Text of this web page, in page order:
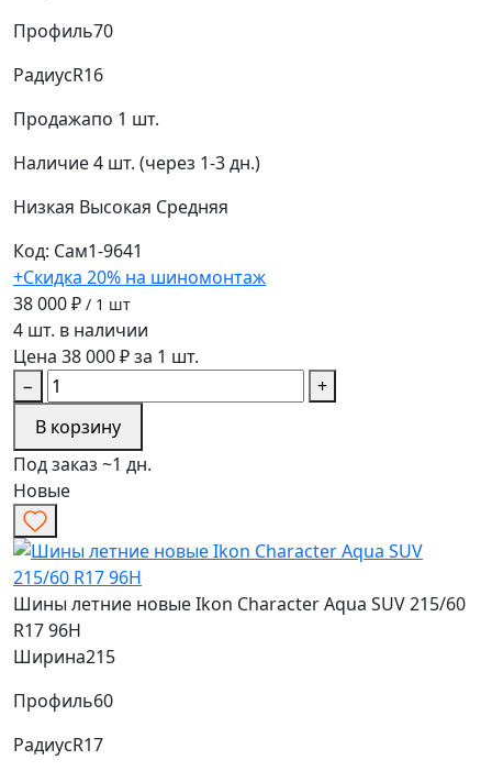
Профиль70
РадиусR16
Продажапо 1 шт.
Наличие4 шт. (через 1-3 дн.)
Низкая Высокая Средняя
Код: Сам1-9641
+Скидка 20% на шиномонтаж
38 000 ₽ / 1 шт
4 шт. в наличии
Цена 38 000 ₽ за 1 шт.
−
+
В корзину
Под заказ ~1 дн.
Новые
Шины летние новые Ikon Character Aqua SUV 215/60
R17 96H
Ширина215
Профиль60
РадиусR17